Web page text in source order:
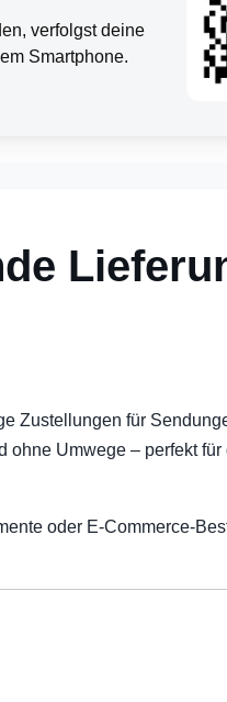
verfolgst deine
Smartphone.
Zustellungen für
Umwege – perfekt
oder E-Commerce-